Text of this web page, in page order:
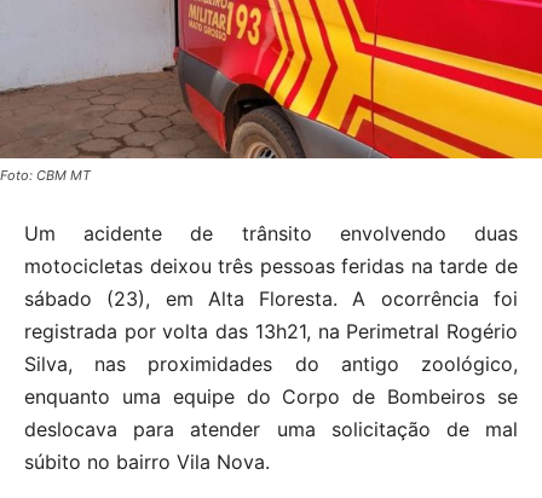
Foto: CBM MT
Um acidente de trânsito envolvendo duas
motocicletas deixou três pessoas feridas na tarde de
sábado (23), em Alta Floresta. A ocorrência foi
registrada por volta das 13h21, na Perimetral Rogério
Silva, nas proximidades do antigo zoológico,
enquanto uma equipe do Corpo de Bombeiros se
deslocava para atender uma solicitação de mal
súbito no bairro Vila Nova.